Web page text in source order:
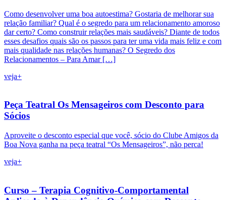
Como desenvolver uma boa autoestima? Gostaria de melhorar sua
relação familiar? Qual é o segredo para um relacionamento amoroso
dar certo? Como construir relações mais saudáveis? Diante de todos
esses desafios quais são os passos para ter uma vida mais feliz e com
mais qualidade nas relações humanas? O Segredo dos
Relacionamentos – Para Amar […]
veja+
Peça Teatral Os Mensageiros com Desconto para
Sócios
Aproveite o desconto especial que você, sócio do Clube Amigos da
Boa Nova ganha na peça teatral “Os Mensageiros”, não perca!
veja+
Curso – Terapia Cognitivo-Comportamental